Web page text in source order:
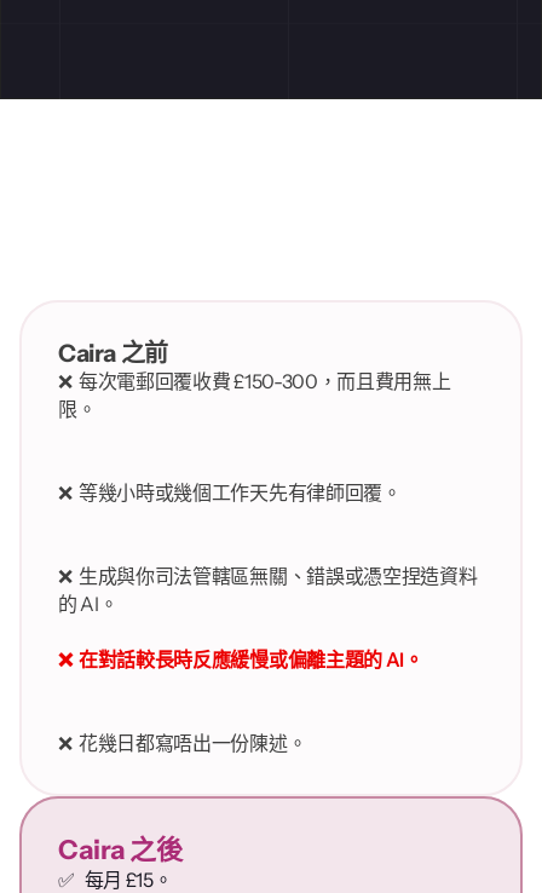
Caira 之前
❌  每次電郵回覆收費 £150-300，而且費用無上
限。
❌  等幾小時或幾個工作天先有律師回覆。
❌  生成與你司法管轄區無關、錯誤或憑空捏造資料
的 AI。
❌  在對話較長時反應緩慢或偏離主題的 AI。
❌  花幾日都寫唔出一份陳述。
Caira 之後
✅   每月 £15。